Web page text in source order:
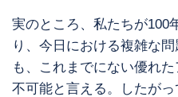
実のところ、私たちが100
り、今日における複雑な
も、これまでにない優れ
不可能と言える。したが